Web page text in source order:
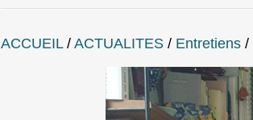
ACCUEIL/ ACTUALITES / Entretiens /